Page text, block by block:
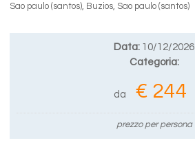
Sao paulo (santos), Buzios, Sao paulo (santos)
Data: 10/12/2026
Categoria:
da € 244
prezzo per persona